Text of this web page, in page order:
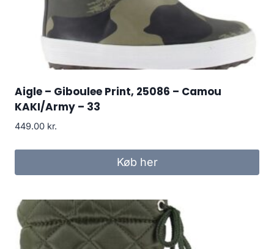
Aigle – Giboulee Print, 25086 – Camou
KAKI/Army – 33
449.00 kr.
Køb her